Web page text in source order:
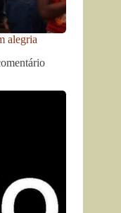
alegria